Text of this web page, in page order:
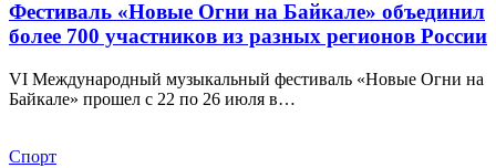
Фестиваль «Новые Огни на Байкале» объединил
более 700 участников из разных регионов России
VI Международный музыкальный фестиваль «Новые Огни на
Байкале» прошел с 22 по 26 июля в…
Спорт